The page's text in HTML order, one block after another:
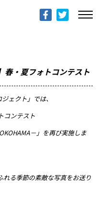
Foundation）
春・夏フォトコンテスト
ェクト」では、
コンテスト
－」を再び実施しま
る季節の素敵な写真をお送り